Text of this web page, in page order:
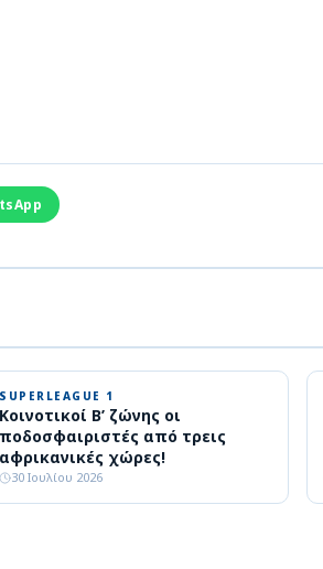
SUPERLEAGUE 1
Κοινοτικοί Β’ ζώνης οι
ποδοσφαιριστές από τρεις
αφρικανικές χώρες!
30 Ιουλίου 2026